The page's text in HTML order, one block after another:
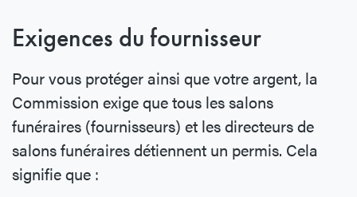
Exigences du fournisseur
Pour vous protéger ainsi que votre argent, la
Commission exige que tous les salons
funéraires (fournisseurs) et les directeurs de
salons funéraires détiennent un permis. Cela
signifie que :